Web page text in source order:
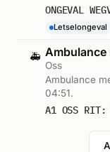
Letselongeval
🚑 Ambulance
Oss
Ambulance
04:51.
A1 OSS RIT: